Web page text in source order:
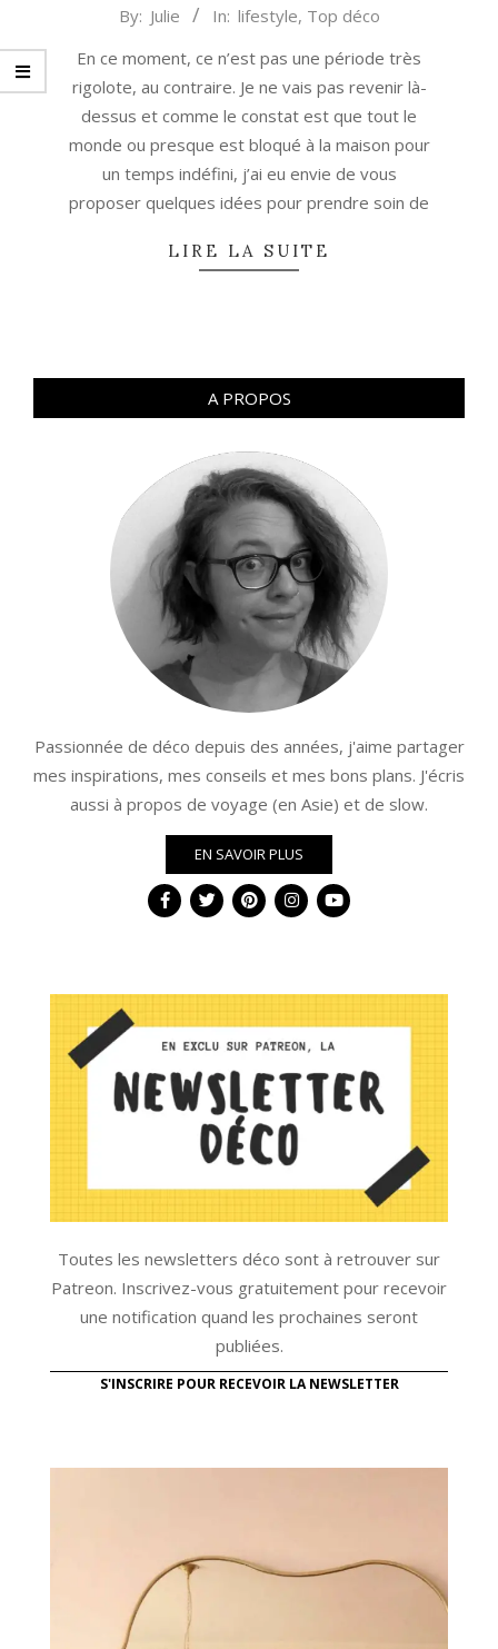
18
By: Julie In: lifestyle, Top déco
En ce moment, ce n’est pas une période très
rigolote, au contraire. Je ne vais pas revenir là-
dessus et comme le constat est que tout le
monde ou presque est bloqué à la maison pour
un temps indéfini, j’ai eu envie de vous
proposer quelques idées pour prendre soin de
LIRE LA SUITE
A PROPOS
Passionnée de déco depuis des années, j'aime partager
mes inspirations, mes conseils et mes bons plans. J'écris
aussi à propos de voyage (en Asie) et de slow.
EN SAVOIR PLUS
Toutes les newsletters déco sont à retrouver sur
Patreon. Inscrivez-vous gratuitement pour recevoir
une notification quand les prochaines seront
publiées.
S'INSCRIRE POUR RECEVOIR LA NEWSLETTER